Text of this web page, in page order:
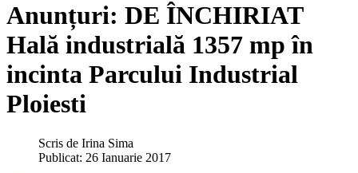
Anunțuri: DE ÎNCHIRIAT
Hală industrială 1357 mp în
incinta Parcului Industrial
Ploiesti
Scris de Irina Sima
Publicat: 26 Ianuarie 2017